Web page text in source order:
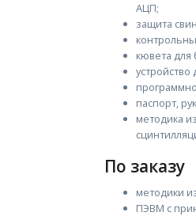
АЦП;
защита
кювета для
паспорт,
методика
По заказу
методики
ПЭВМ с